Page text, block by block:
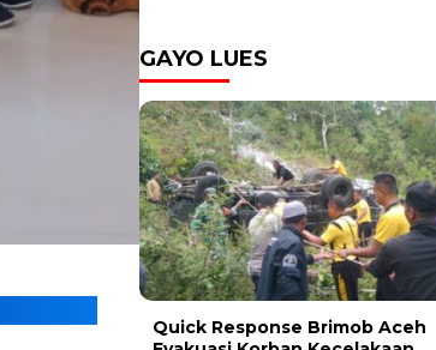
GAYO LUES
Quick Response Brimob Aceh